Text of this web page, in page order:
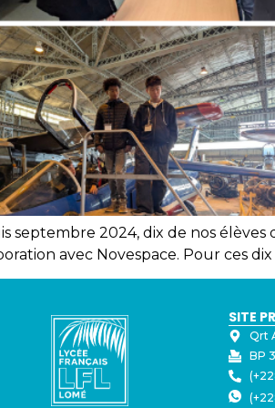
septembre 2024, dix de nos
avec Novespace. Pour ces
SITE
Qrt
BP